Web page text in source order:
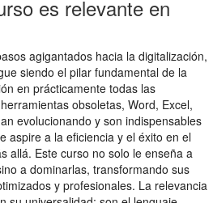
es relevante en
agigantados hacia la digitalización,
siendo el pilar fundamental de la
en prácticamente todas las
obsoletas, Word, Excel,
evolucionando y son indispensables
aspire a la eficiencia y el éxito en el
allá. Este curso no solo le enseña a
a dominarlas, transformando sus
y profesionales. La relevancia